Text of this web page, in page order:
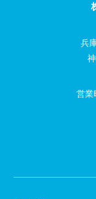
兵
営業